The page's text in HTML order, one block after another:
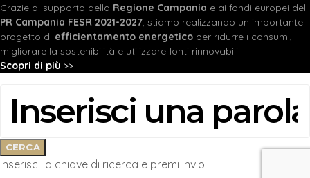
Grazie al supporto della Regione Campania e ai fondi europei del
PR Campania FESR 2021-2027, stiamo realizzando un importante
progetto di efficientamento energetico per ridurre i consumi,
migliorare la sostenibilità e utilizzare fonti rinnovabili.
Scopri di più >>
CERCA
Inserisci la chiave di ricerca e premi invio.